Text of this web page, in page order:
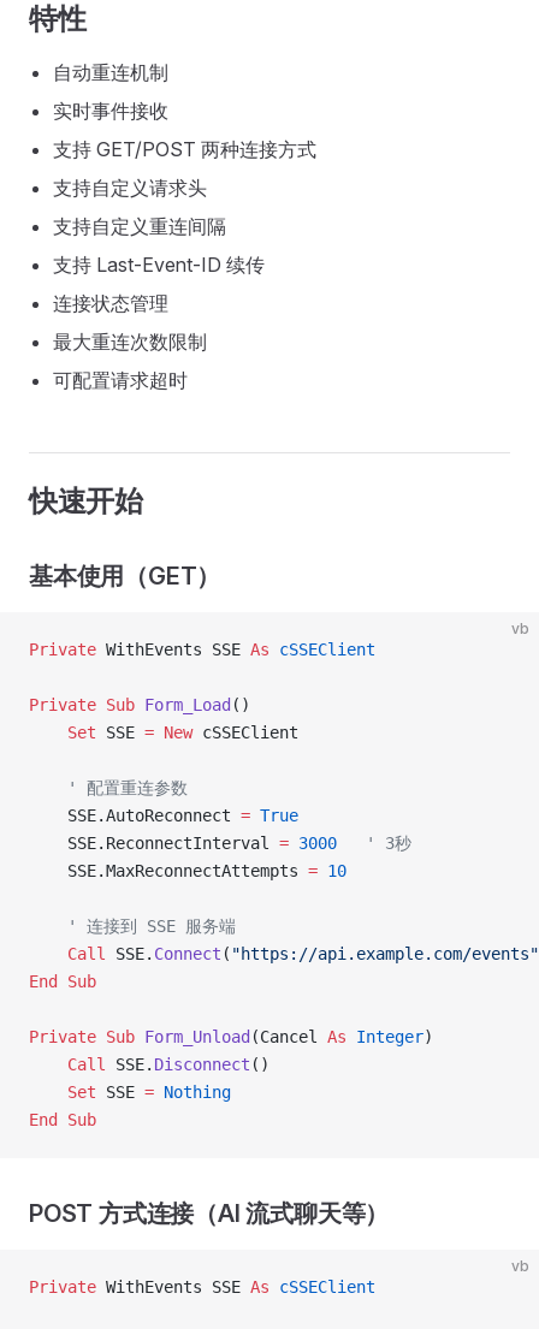
特性
自动重连机制
实时事件接收
支持 GET/POST 两种连接方式
支持自定义请求头
支持自定义重连间隔
支持 Last-Event-ID 续传
连接状态管理
最大重连次数限制
可配置请求超时
快速开始
基本使用（GET）
vb
Private WithEvents SSE As cSSEClient
Private Sub Form_Load ()
    Set
SSE = New cSSEClient
    ' 配置重连参数
    SSE.AutoReconnect
= True
    SSE.ReconnectInterval
= 3000
   ' 3秒
    SSE.MaxReconnectAttempts
= 10
    ' 连接到 SSE 服务端
    Call
SSE. Connect ( "https://api.example.com/events"
End Sub
Private Sub Form_Unload (Cancel As Integer)
    Call
SSE. Disconnect ()
    Set
SSE = Nothing
End Sub
POST 方式连接（AI 流式聊天等）
vb
Private WithEvents SSE As cSSEClient